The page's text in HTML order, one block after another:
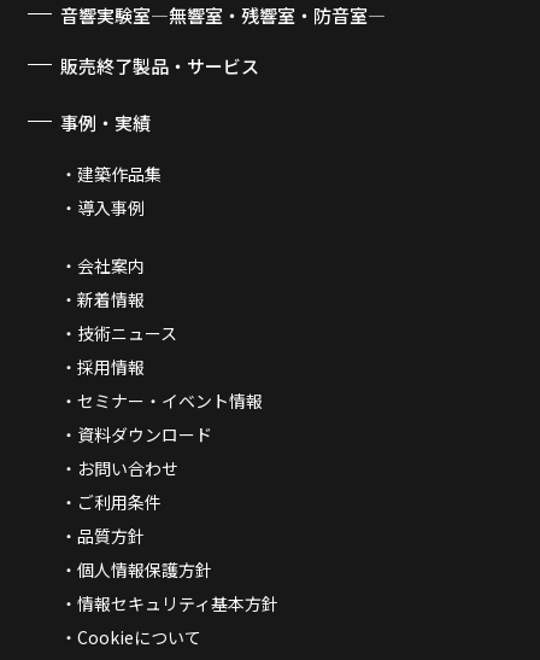
音響実験室―無響室・残響室・防音室―
販売終了製品・サービス
事例・実績
建築作品集
導入事例
会社案内
新着情報
技術ニュース
採用情報
セミナー・イベント情報
資料ダウンロード
お問い合わせ
ご利用条件
品質方針
個人情報保護方針
情報セキュリティ基本方針
Cookieについて